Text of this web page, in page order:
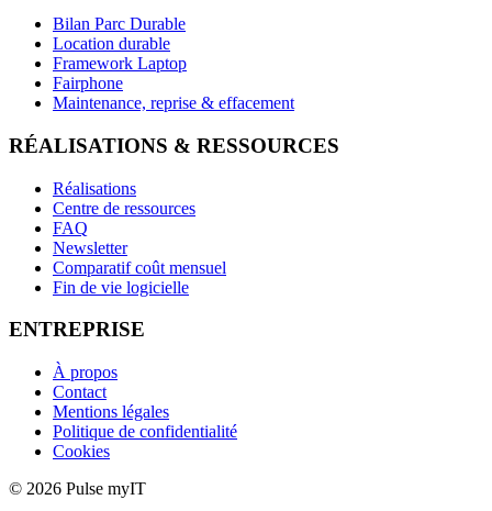
Bilan Parc Durable
Location durable
Framework Laptop
Fairphone
Maintenance, reprise & effacement
RÉALISATIONS & RESSOURCES
Réalisations
Centre de ressources
FAQ
Newsletter
Comparatif coût mensuel
Fin de vie logicielle
ENTREPRISE
À propos
Contact
Mentions légales
Politique de confidentialité
Cookies
© 2026 Pulse myIT